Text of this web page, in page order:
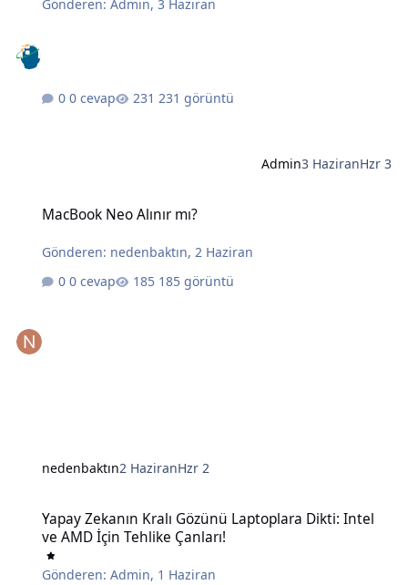
Gönderen:Admin,3 Haziran
0 cevap 231 görüntü
Admin3 HaziranHzr 3
MacBook Neo Alınır mı?
Gönderen: nedenbaktın,2 Haziran
0 cevap
185 görüntü
nedenbaktın2 HaziranHzr 2
Yapay Zekanın Kralı Gözünü Laptoplara Dikti: Intel
ve AMD İçin Tehlike Çanları!
Gönderen:Admin, 1 Haziran